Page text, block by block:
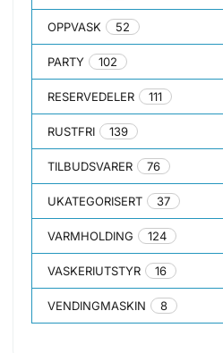
OPPVASK 52
PARTY 102
RESERVEDELER 111
RUSTFRI 139
TILBUDSVARER 76
UKATEGORISERT 37
VARMHOLDING 124
VASKERIUTSTYR 16
VENDINGMASKIN 8